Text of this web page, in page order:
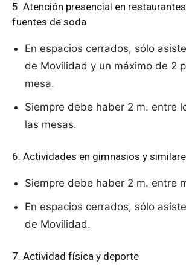
5. Atención presencial en
fuentes de soda
En espacios cerrados, sólo
de Movilidad y un máximo de 2
mesa.
Siempre debe haber 2 m. entre
las mesas.
6. Actividades en gimnasios y
Siempre debe haber 2 m. entre
En espacios cerrados, sólo
de Movilidad.
7. Actividad física y deporte